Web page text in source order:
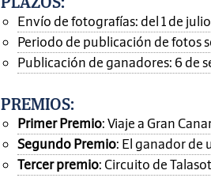
Envío de fotografías: del 1 de
Periodo de publicación de fotos
Publicación de ganadores: 6 de
PREMIOS:
Primer Premio: Viaje a Gran
Segundo Premio: El ganador de
Tercer premio: Circuito de